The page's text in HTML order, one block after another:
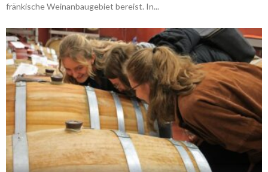
fränkische Weinanbaugebiet bereist. In...